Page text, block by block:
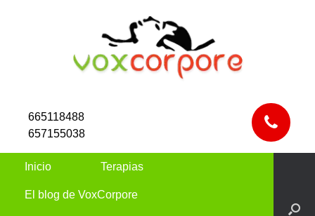
665118488
657155038
Inicio Terapias
El blog de VoxCorpore